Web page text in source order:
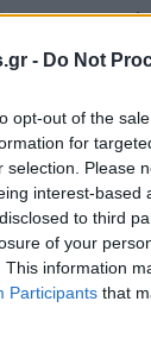
- Do Not
opt-out of the
for
selection. Please
interest-based
to third
of your
This information
Participants that
στη μισή
και
πλευρά της